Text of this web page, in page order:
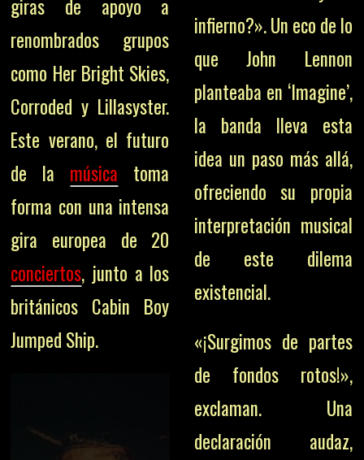
giras de apoyo a
renombrados grupos
como Her Bright Skies,
Corroded y Lillasyster.
Este verano, el futuro
de la música toma
forma con una intensa
gira europea de 20
conciertos, junto a los
británicos Cabin Boy
Jumped Ship.
infierno?». Un eco de lo
que John Lennon
planteaba en ‘Imagine’,
la banda lleva esta
idea un paso más allá,
ofreciendo su propia
interpretación musical
de este dilema
existencial.
«¡Surgimos de partes
de fondos rotos!»,
exclaman. Una
declaración audaz,